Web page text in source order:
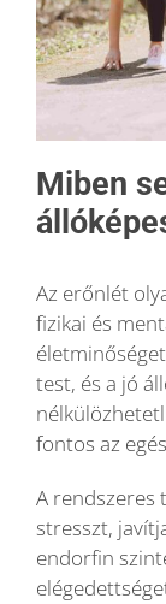
Kapcsolat
Miben
Az erőnlét
fizikai és
test, és a jó
fontos az
A rendszeres
stresszt,
endorfin